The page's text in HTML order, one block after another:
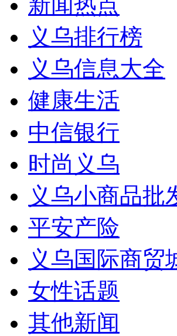
义乌排行榜
义乌信息大全
健康生活
中信银行
时尚义乌
义乌小商品批
平安产险
义乌国际商贸
女性话题
其他新闻